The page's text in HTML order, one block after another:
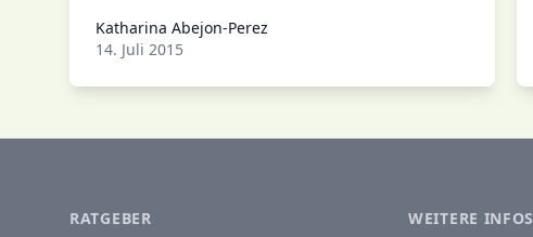
Katharina Abejon-Perez
Katharina Abejon-Perez
14. Juli 2015
RATGEBER WEITERE INFOS